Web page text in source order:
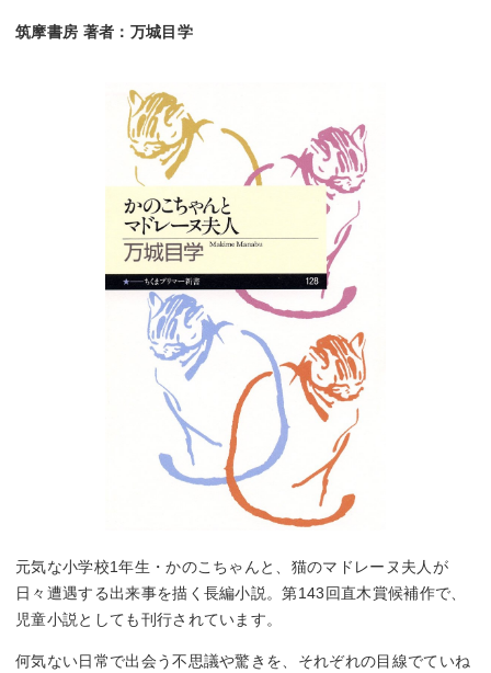
筑摩書房 著者：万城目学
元気な小学校1年生・かのこちゃんと、猫のマドレーヌ夫人が
日々遭遇する出来事を描く長編小説。第143回直木賞候補作で、
児童小説としても刊行されています。
何気ない日常で出会う不思議や驚きを、それぞれの目線でていね